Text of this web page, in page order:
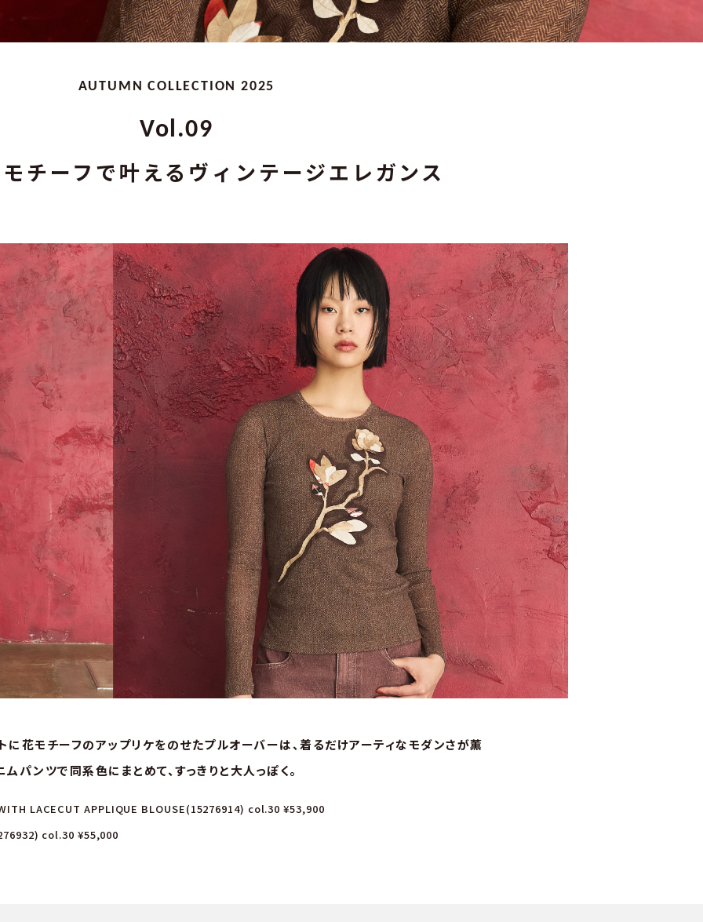
AUTUMN COLLECTION 2025
Vol.09
チーフで叶える ヴィンテージエレガンス
に花モチーフのアップリケをのせたプルオーバーは、着るだけアーティなモダンさが薫
パンツで同系色にまとめて、すっきりと大人っぽく。
LACECUT APPLIQUE BLOUSE(15276914) col.30 ¥53,900
col.30 ¥55,000